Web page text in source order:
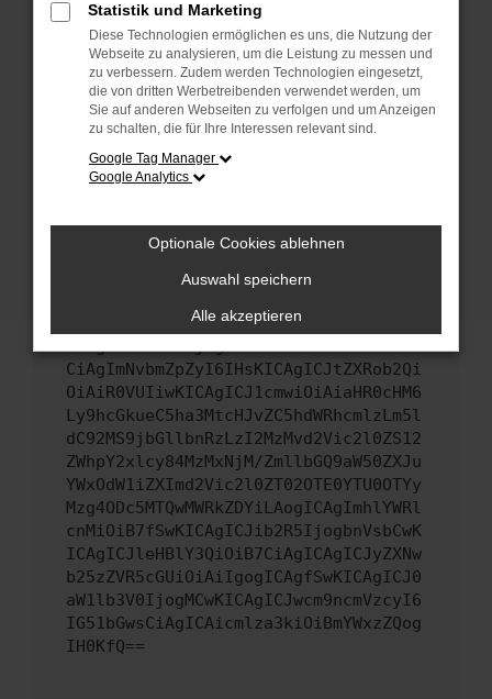
Betriebssystem auf dem neuesten Stand
sind.
Veraltete Software birgt nicht nur ein
Sicherheitsrisiko, sondern kann auch dazu
führen, dass bestimmte Funktionen nicht mehr
unterstützt werden.
Wende dich an den Webseitenbetreiber.
hast, kontaktiere uns bitte. Wir werden
versuchen, das Problem zu beheben. Du kannst
uns diesen Text schicken, um uns bei der
Fehlersuche zu unterstützen:
ewogICJuYW1lIjogIk5ldHdvcmtFcnJvciIs
CiAgImNvbmZpZyI6IHsKICAgICJtZXRob2Qi
OiAiR0VUIiwKICAgICJ1cmwiOiAiaHR0cHM6
Ly9hcGkueC5ha3MtcHJvZC5hdWRhcmlzLm5l
dC92MS9jbGllbnRzLzI2MzMvd2Vic2l0ZS12
ZWhpY2xlcy84MzMxNjM/ZmllbGQ9aW50ZXJu
YWxOdW1iZXImd2Vic2l0ZT02OTE0YTU0OTYy
Mzg4ODc5MTQwMWRkZDYiLAogICAgImhlYWRl
cnMiOiB7fSwKICAgICJib2R5IjogbnVsbCwK
ICAgICJleHBlY3QiOiB7CiAgICAgICJyZXNw
b25zZVR5cGUiOiAiIgogICAgfSwKICAgICJ0
aW1lb3V0IjogMCwKICAgICJwcm9ncmVzcyI6
IG51bGwsCiAgICAicmlza3kiOiBmYWxzZQog
IH0KfQ==
Statistik und Marketing
Diese Technologien ermöglichen es uns, die Nutzung der
Webseite zu analysieren, um die Leistung zu messen und
zu verbessern. Zudem werden Technologien eingesetzt,
die von dritten Werbetreibenden verwendet werden, um
Sie auf anderen Webseiten zu verfolgen und um Anzeigen
zu schalten, die für Ihre Interessen relevant sind.
Google Tag Manager
Google Analytics
Optionale Cookies ablehnen
Auswahl speichern
Alle akzeptieren